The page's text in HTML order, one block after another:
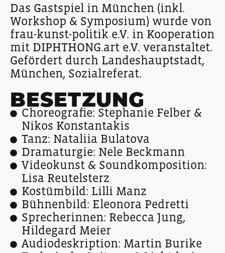
Das Gastspiel in München (inkl.
Workshop & Symposium) wurde von
frau-kunst-politik e.V. in Kooperation
mit DIPHTHONG.art e.V. veranstaltet.
Gefördert durch Landeshauptstadt,
München, Sozialreferat.
BESETZUNG
Choreografie: Stephanie Felber &
Nikos Konstantakis
Tanz: Nataliia Bulatova
Dramaturgie: Nele Beckmann
Videokunst & Soundkomposition:
Lisa Reutelsterz
Kostümbild: Lilli Manz
Bühnenbild: Eleonora Pedretti
Sprecherinnen: Rebecca Jung,
Hildegard Meier
Audiodeskription: Martin Burike